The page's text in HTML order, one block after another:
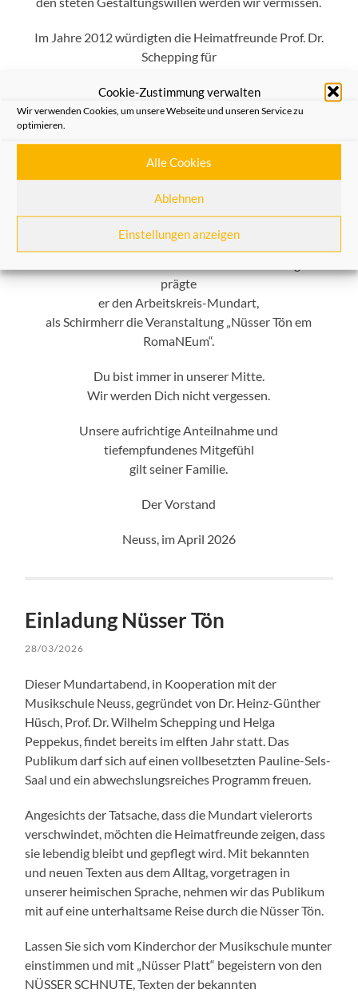
Cookie-Zustimmung verwalten
Wir verwenden Cookies, um unsere Webseite und unseren Service zu
optimieren.
Alle Cookies
Ablehnen
Einstellungen anzeigen
Im Jahre 2012 würdigten die Heimatfreunde Prof. Dr.
Schepping für
Hessen-Preis.
Weit mehr als ein Zeichen Anerkennung und
lag Prof. Dr. Wilhelm Schepping, auch wenn er in den
seines Lebens gesundheitlich eingeschränkt war,
prägte
er den Arbeitskreis-Mundart,
als Schirmherr die Veranstaltung „Nüsser Tön em
RomaNEum“.
Du bist immer in unserer Mitte.
Wir werden Dich nicht vergessen.
Unsere aufrichtige Anteilnahme und
tiefempfundenes Mitgefühl
gilt seiner Familie.
Der Vorstand
Neuss, im April 2026
Einladung Nüsser Tön
28/03/2026
Dieser Mundartabend, in Kooperation mit der
Musikschule Neuss, gegründet von Dr. Heinz-Günther
Hüsch, Prof. Dr. Wilhelm Schepping und Helga
Peppekus, findet bereits im elften Jahr statt. Das
Publikum darf sich auf einen vollbesetzten Pauline-Sels-
Saal und ein abwechslungsreiches Programm freuen.
Angesichts der Tatsache, dass die Mundart vielerorts
verschwindet, möchten die Heimatfreunde zeigen, dass
sie lebendig bleibt und gepflegt wird. Mit bekannten
und neuen Texten aus dem Alltag, vorgetragen in
unserer heimischen Sprache, nehmen wir das Publikum
mit auf eine unterhaltsame Reise durch die Nüsser Tön.
Lassen Sie sich vom Kinderchor der Musikschule munter
einstimmen und mit „Nüsser Platt“ begeistern von den
NÜSSER SCHNUTE, Texten der bekannten